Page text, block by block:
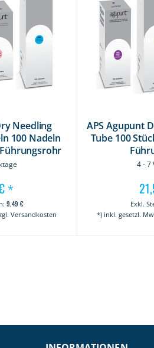
Needling
100 Nadeln
*
9,49 €
Versandkosten
APS Agupunt
Tube 100
4 - 7
*) inkl. gesetzl.